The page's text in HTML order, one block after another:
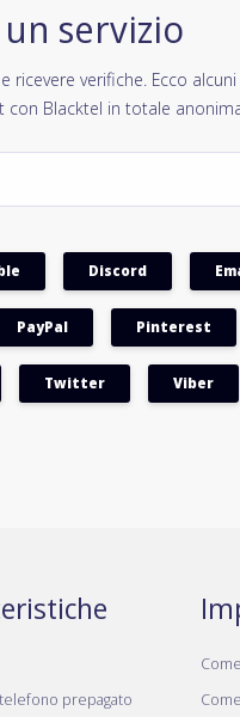
servizio
verifiche. Ecco
con Blacktel in totale
Discord
PayPal Pinterest
Twitter Viber
prepagato